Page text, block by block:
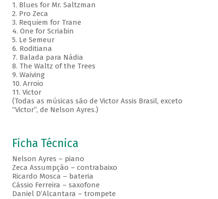
1. Blues for Mr. Saltzman
2. Pro Zeca
3. Requiem for Trane
4. One for Scriabin
5. Le Semeur
6. Roditiana
7. Balada para Nádia
8. The Waltz of the Trees
9. Waiving
10. Arroio
11. Victor
(Todas as músicas são de Victor Assis Brasil, exceto
“Victor”, de Nelson Ayres.)
Ficha Técnica
Nelson Ayres – piano
Zeca Assumpção – contrabaixo
Ricardo Mosca – bateria
Cássio Ferreira – saxofone
Daniel D’Alcantara – trompete